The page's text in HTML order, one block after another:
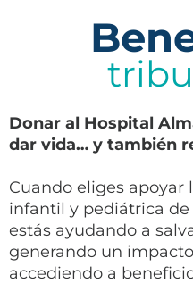
Donar al Hospital
dar vida… y también
Cuando eliges
infantil y pediátrica
estás ayudando a
generando un
accediendo a